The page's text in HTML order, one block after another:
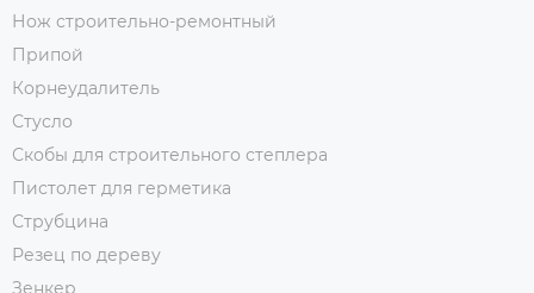
Нож строительно-ремонтный
Припой
Корнеудалитель
Стусло
Скобы для строительного степлера
Пистолет для герметика
Струбцина
Резец по дереву
Зенкер